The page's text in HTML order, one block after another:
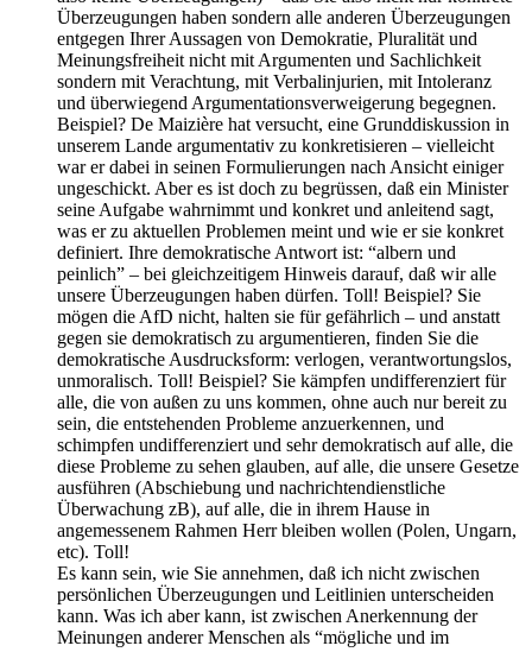
Überzeugungen haben sondern alle anderen Überzeugungen
entgegen Ihrer Aussagen von Demokratie, Pluralität und
Meinungsfreiheit nicht mit Argumenten und Sachlichkeit
sondern mit Verachtung, mit Verbalinjurien, mit Intoleranz
und überwiegend Argumentationsverweigerung begegnen.
Beispiel? De Maizière hat versucht, eine Grunddiskussion in
unserem Lande argumentativ zu konkretisieren – vielleicht
war er dabei in seinen Formulierungen nach Ansicht einiger
ungeschickt. Aber es ist doch zu begrüssen, daß ein Minister
seine Aufgabe wahrnimmt und konkret und anleitend sagt,
was er zu aktuellen Problemen meint und wie er sie konkret
definiert. Ihre demokratische Antwort ist: “albern und
peinlich” – bei gleichzeitigem Hinweis darauf, daß wir alle
unsere Überzeugungen haben dürfen. Toll! Beispiel? Sie
mögen die AfD nicht, halten sie für gefährlich – und anstatt
gegen sie demokratisch zu argumentieren, finden Sie die
demokratische Ausdrucksform: verlogen, verantwortungslos,
unmoralisch. Toll! Beispiel? Sie kämpfen undifferenziert für
alle, die von außen zu uns kommen, ohne auch nur bereit zu
sein, die entstehenden Probleme anzuerkennen, und
schimpfen undifferenziert und sehr demokratisch auf alle, die
diese Probleme zu sehen glauben, auf alle, die unsere Gesetze
ausführen (Abschiebung und nachrichtendienstliche
Überwachung zB), auf alle, die in ihrem Hause in
angemessenem Rahmen Herr bleiben wollen (Polen, Ungarn,
etc). Toll!
Es kann sein, wie Sie annehmen, daß ich nicht zwischen
persönlichen Überzeugungen und Leitlinien unterscheiden
kann. Was ich aber kann, ist zwischen Anerkennung der
Meinungen anderer Menschen als “mögliche und im